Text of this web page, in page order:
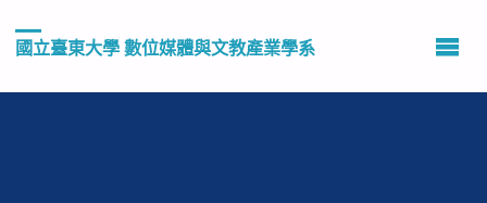
國立臺東大學 數位媒體與文教產業學系